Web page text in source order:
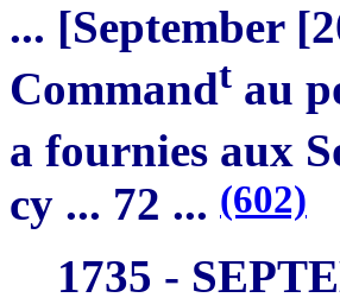
... [September
Commandt au
a fournies aux
cy ... 72 ... (602)
1735 -